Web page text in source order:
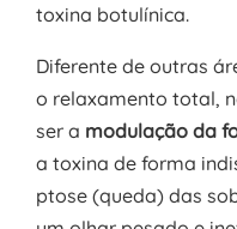
toxina botulínica.
Diferente de outras
o relaxamento total,
ser a modulação da
a toxina de forma
ptose (queda) das